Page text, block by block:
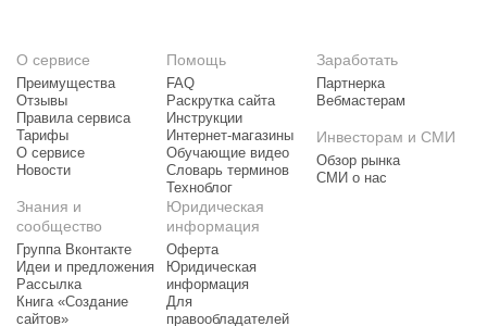
О сервисе
Преимущества
Отзывы
Правила сервиса
Тарифы
О сервисе
Новости
Помощь
FAQ
Раскрутка сайта
Инструкции
Интернет-магазины
Обучающие видео
Словарь терминов
Техноблог
Заработать
Партнерка
Вебмастерам
Инвесторам и СМИ
Обзор рынка
СМИ о нас
Знания и
сообщество
Группа Вконтакте
Идеи и предложения
Рассылка
Книга «Создание
сайтов»
Юридическая
информация
Оферта
Юридическая
информация
Для
правообладателей